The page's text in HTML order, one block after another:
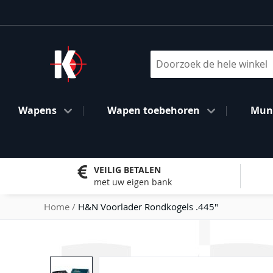
naar
inhoud
Wapens Wapen toebehoren
VEILIG BETALEN
met uw eigen bank
Home H&N Voorlader Rondkogels .445"